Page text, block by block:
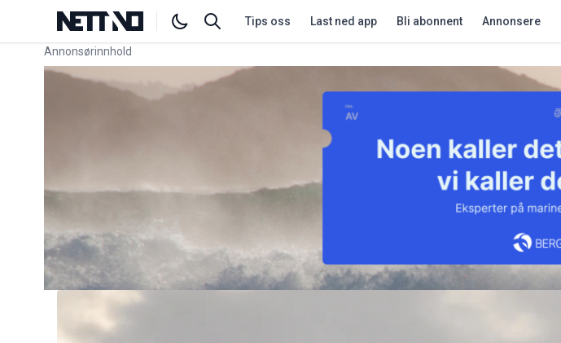
Tips oss Last ned app Bli abonnent Annonsere
Annonsørinnhold
Link for annonse